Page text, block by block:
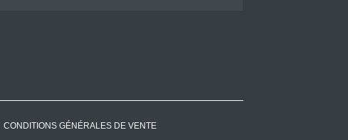
CONDITIONS GÉNÉRALES DE VENTE